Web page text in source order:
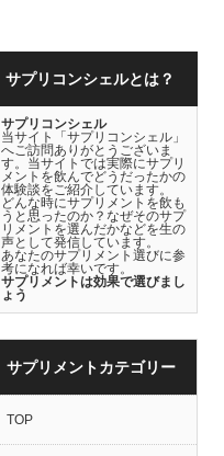
サプリコンシェルとは？
サプリコンシェル
当サイト「サプリコンシェル」
へご訪問ありがとうございま
す。当サイトでは実際にサプリ
メントを飲んでどうだったかの
体験談をご紹介しています。
どんな時にサプリメントを飲も
うと思ったのか？なぜそのサプ
リメントを選んだかなどを生の
声として発信しています。
あなたのサプリメント選びに参
考になれば幸いです。
サプリメントは効果で選びまし
ょう
サプリメントカテゴリー
TOP